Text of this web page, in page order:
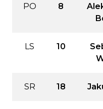
PO 8
LS 10
SR 18